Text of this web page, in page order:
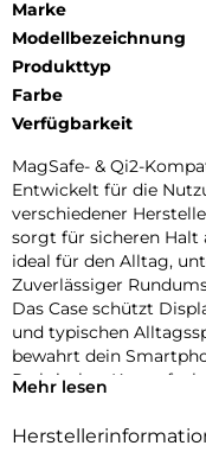
Marke
Modellbezeichnung
Produkttyp
Farbe
Verfügbarkeit
MagSafe- & Qi2-
Entwickelt für die
verschiedener
sorgt für sicheren Halt
ideal für den Alltag,
Zuverlässiger
Das Case schützt
und typischen
bewahrt dein
Praktisches Kartenfach
Platz für Kredit- oder
Mehr lesen